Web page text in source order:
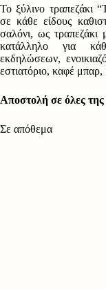
Το ξύλινο τραπεζάκι
σε κάθε είδους
σαλόνι, ως τραπεζάκι
κατάλληλο για
εκδηλώσεων,
εστιατόριο, καφέ
Αποστολή σε όλες
Σε απόθεμα